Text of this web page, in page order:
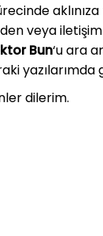
veya iletişim
Bun‘u ara
dilerim.